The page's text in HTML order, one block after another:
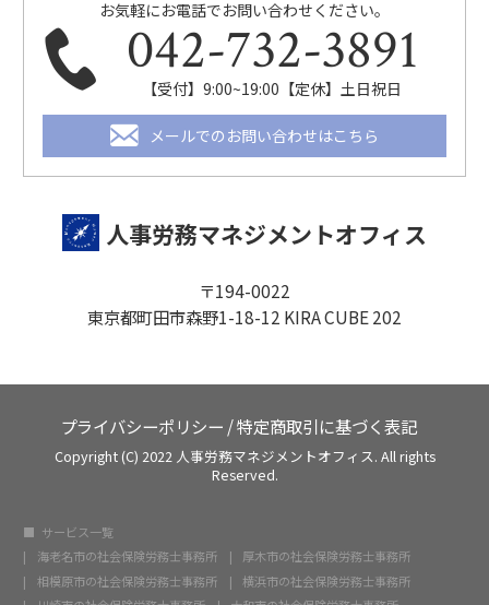
お気軽にお電話でお問い合わせください。
042-732-3891
【受付】9:00~19:00【定休】土日祝日
メールでのお問い合わせはこちら
人事労務マネジメントオフィス
〒194-0022
東京都町田市森野1-18-12 KIRA CUBE 202
プライバシーポリシー /特定商取引に基づく表記
Copyright (C) 2022 人事労務マネジメントオフィス. All rights
Reserved.
サービス一覧
海老名市の社会保険労務士事務所
厚木市の社会保険労務士事務所
相模原市の社会保険労務士事務所
横浜市の社会保険労務士事務所